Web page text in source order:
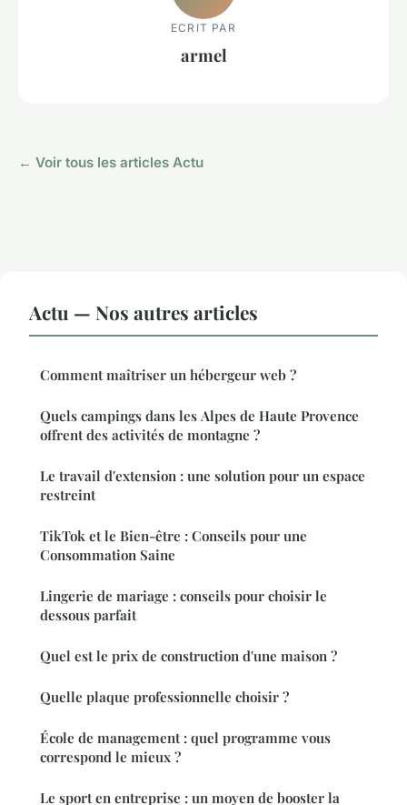
ECRIT PAR
armel
← Voir tous les articles Actu
Actu — Nos autres articles
Comment maîtriser un hébergeur web ?
Quels campings dans les Alpes de Haute Provence
offrent des activités de montagne ?
Le travail d'extension : une solution pour un espace
restreint
TikTok et le Bien-être : Conseils pour une
Consommation Saine
Lingerie de mariage : conseils pour choisir le
dessous parfait
Quel est le prix de construction d'une maison ?
Quelle plaque professionnelle choisir ?
École de management : quel programme vous
correspond le mieux ?
Le sport en entreprise : un moyen de booster la